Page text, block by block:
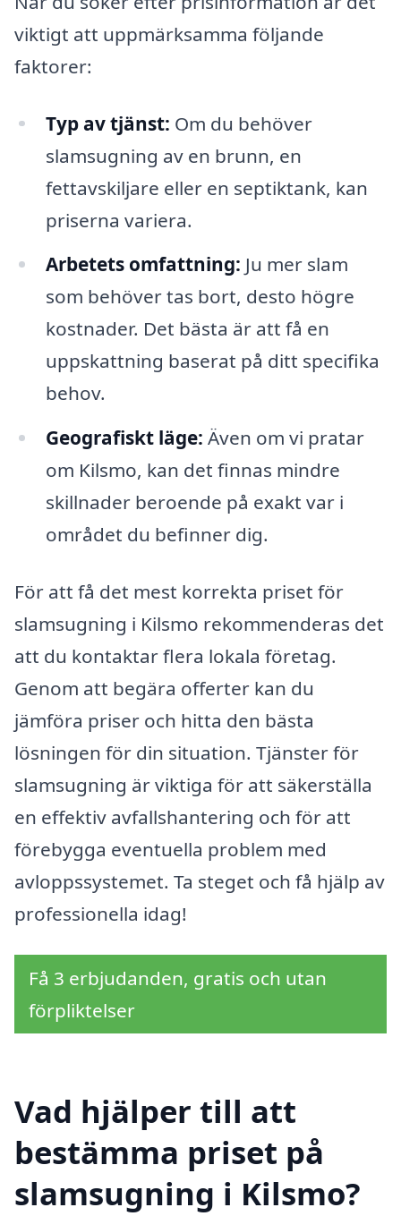
viktigt att uppmärksamma följande
faktorer:
Typ av tjänst: Om du behöver
slamsugning av en brunn, en
fettavskiljare eller en septiktank, kan
priserna variera.
Arbetets omfattning: Ju mer slam
som behöver tas bort, desto högre
kostnader. Det bästa är att få en
uppskattning baserat på ditt specifika
behov.
Geografiskt läge: Även om vi pratar
om Kilsmo, kan det finnas mindre
skillnader beroende på exakt var i
området du befinner dig.
För att få det mest korrekta priset för
slamsugning i Kilsmo rekommenderas det
att du kontaktar flera lokala företag.
Genom att begära offerter kan du
jämföra priser och hitta den bästa
lösningen för din situation. Tjänster för
slamsugning är viktiga för att säkerställa
en effektiv avfallshantering och för att
förebygga eventuella problem med
avloppssystemet. Ta steget och få hjälp av
professionella idag!
Få 3 erbjudanden, gratis och utan
förpliktelser
Vad hjälper till att
bestämma priset på
slamsugning i Kilsmo?